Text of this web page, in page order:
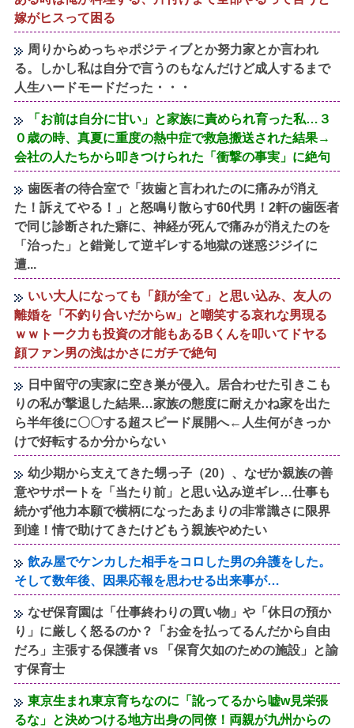
嫁がヒスって困る
周りからめっちゃポジティブとか努力家とか言われ
る。しかし私は自分で言うのもなんだけど成人するまで
人生ハードモードだった・・・
「お前は自分に甘い」と家族に責められ育った私…３
０歳の時、真夏に重度の熱中症で救急搬送された結果→
会社の人たちから叩きつけられた「衝撃の事実」に絶句
歯医者の待合室で「抜歯と言われたのに痛みが消え
た！訴えてやる！」と怒鳴り散らす60代男！2軒の歯医者
で同じ診断された癖に、神経が死んで痛みが消えたのを
「治った」と錯覚して逆ギレする地獄の迷惑ジジイに
遭...
いい大人になっても「顔が全て」と思い込み、友人の
離婚を「不釣り合いだからw」と嘲笑する哀れな男現る
ｗｗトーク力も投資の才能もあるBくんを叩いてドヤる
顔ファン男の浅はかさにガチで絶句
日中留守の実家に空き巣が侵入。居合わせた引きこも
りの私が撃退した結果…家族の態度に耐えかね家を出た
ら半年後に〇〇する超スピード展開へ←人生何がきっか
けで好転するか分からない
幼少期から支えてきた甥っ子（20）、なぜか親族の善
意やサポートを「当たり前」と思い込み逆ギレ…仕事も
続かず他力本願で横柄になったあまりの非常識さに限界
到達！情で助けてきたけどもう親族やめたい
飲み屋でケンカした相手をコロした男の弁護をした。
そして数年後、因果応報を思わせる出来事が…
なぜ保育園は「仕事終わりの買い物」や「休日の預か
り」に厳しく怒るのか？「お金を払ってるんだから自由
だろ」主張する保護者 vs 「保育欠如のための施設」と諭
す保育士
東京生まれ東京育ちなのに「訛ってるから嘘w見栄張
るな」と決めつける地方出身の同僚！両親が九州からの